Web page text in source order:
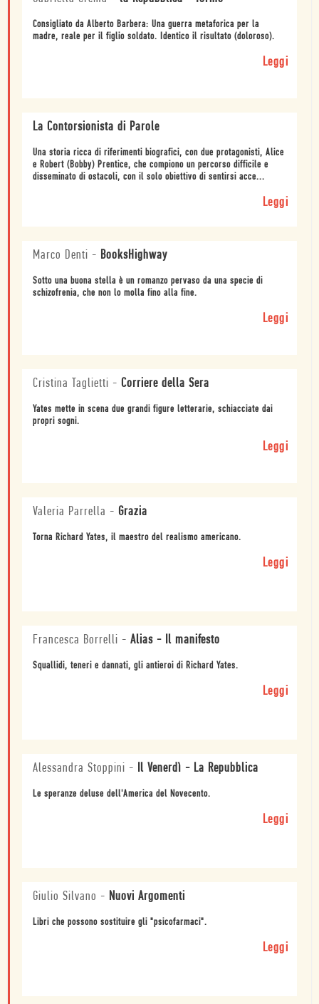
Consigliato da Alberto Barbera: Una guerra metaforica per la
madre, reale per il figlio soldato. Identico il risultato (doloroso).
Leggi
La Contorsionista di Parole
Una storia ricca di riferimenti biografici, con due protagonisti, Alice
e Robert (Bobby) Prentice, che compiono un percorso difficile e
disseminato di ostacoli, con il solo obiettivo di sentirsi acce...
Leggi
Marco Denti - BooksHighway
Sotto una buona stella è un romanzo pervaso da una specie di
schizofrenia, che non lo molla fino alla fine.
Leggi
Cristina Taglietti - Corriere della Sera
Yates mette in scena due grandi figure letterarie, schiacciate dai
propri sogni.
Leggi
Valeria Parrella - Grazia
Torna Richard Yates, il maestro del realismo americano.
Leggi
Francesca Borrelli - Alias - Il manifesto
Squallidi, teneri e dannati, gli antieroi di Richard Yates.
Leggi
Alessandra Stoppini - Il Venerdì - La Repubblica
Le speranze deluse dell'America del Novecento.
Leggi
Giulio Silvano - Nuovi Argomenti
Libri che possono sostituire gli "psicofarmaci".
Leggi